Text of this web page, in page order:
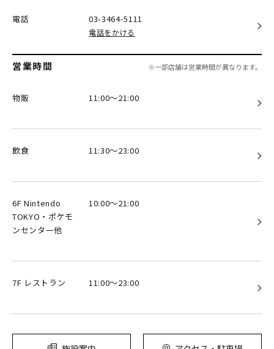
電話 03-3464-5111
電話をかける
営業時間 ※一部店舗は営業時間が異なります。
物販 11:00～21:00
飲食 11:30～23:00
6F Nintendo
TOKYO・ポケモ
ンセンター他
10:00～21:00
7F レストラン 11:00～23:00